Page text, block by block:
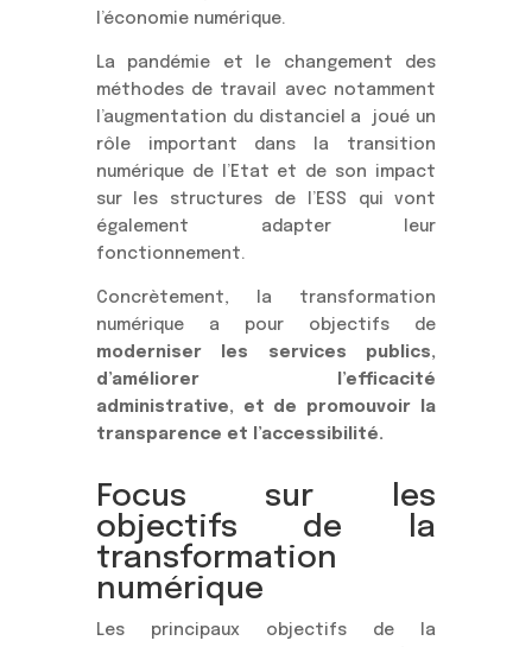
l’économie numérique.
La pandémie et le changement des
méthodes de travail avec notamment
l’augmentation du distanciel a joué un
rôle important dans la transition
numérique de l’Etat et de son impact
sur les structures de l’ESS qui vont
également adapter leur
fonctionnement.
Concrètement, la transformation
numérique a pour objectifs de
moderniser les services publics,
d’améliorer l’efficacité
administrative, et de promouvoir la
transparence et l’accessibilité.
Focus sur les
objectifs de la
transformation
numérique
Les principaux objectifs de la